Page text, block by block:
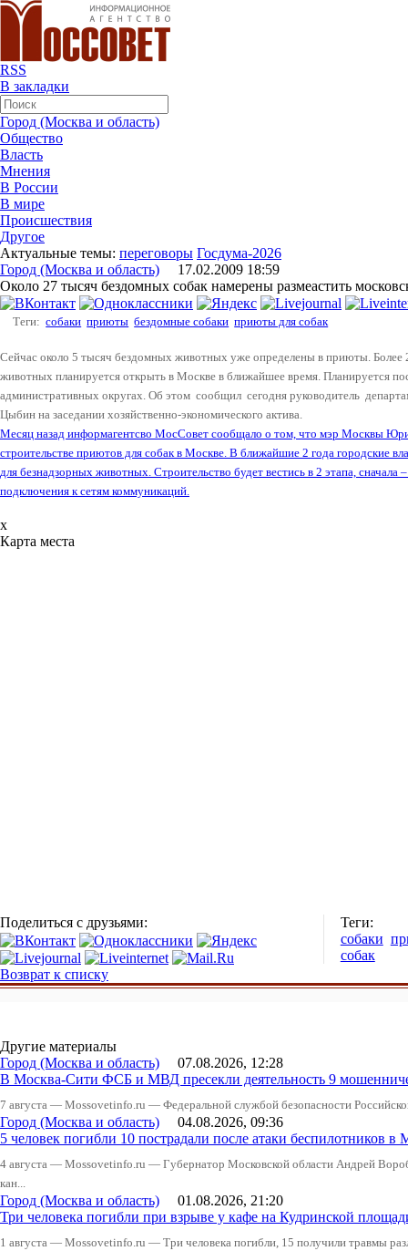
RSS
В закладки
Город (Москва и область)
Общество
Власть
Мнения
В России
В мире
Происшествия
Другое
Актуальные темы: переговоры Госдума-2026
Город (Москва и область) 17.02.2009 18:59
Около 27 тысяч бездомных собак намерены размеастить
Теги: собаки приюты бездомные собаки приюты для собак
Сейчас около 5 тысяч бездомных животных уже определены в приюты. Более
животных планируется открыть в Москве в ближайшее время. Планируется
административных округах. Об этом сообщил сегодня руководитель
Цыбин на заседании хозяйственно-экономического актива.
Месяц назад информагентсво МосСовет сообщало о том, что мэр Москвы
строительстве приютов для собак в Москве. В ближайшие 2 года городские
для безнадзорных животных. Строительство будет вестись в 2 этапа, сначала
подключения к сетям коммуникаций.
x
Карта места
Поделиться с друзьями:
Теги:
собаки
собак
Возврат к списку
Другие материалы
Город (Москва и область) 07.08.2026, 12:28
В Москва-Сити ФСБ и МВД пресекли деятельность 9
7 августа — Mossovetinfo.ru — Федеральной службой безопасности
Город (Москва и область) 04.08.2026, 09:36
5 человек погибли 10 пострадали после атаки беспилотников в
4 августа — Mossovetinfo.ru — Губернатор Московской области Андрей
кан...
Город (Москва и область) 01.08.2026, 21:20
Три человека погибли при взрыве у кафе на Кудринской
1 августа — Mossovetinfo.ru — Три человека погибли, 15 получили травмы